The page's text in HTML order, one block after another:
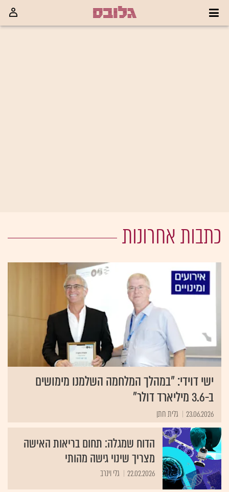
כתבות אחרונות
ישי דוידי: "במהלך המלחמה השלמנו מימושים
ב-3.6 מיליארד דולר"
23.06.2026 גלית חתן
הדוח שמגלה: תחום בריאות האישה
מצריך שינוי גישה מהותי
22.02.2026 גלי וינרב